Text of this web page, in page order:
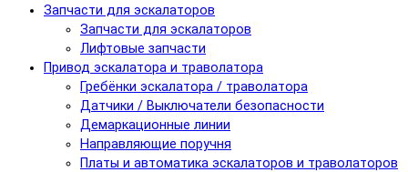
Запчасти для эскалаторов
Запчасти для эскалаторов
Лифтовые запчасти
Привод эскалатора и траволатора
Гребёнки эскалатора / траволатора
Датчики / Выключатели безопасности
Демаркационные линии
Направляющие поручня
Платы и автоматика эскалаторов и траволаторов